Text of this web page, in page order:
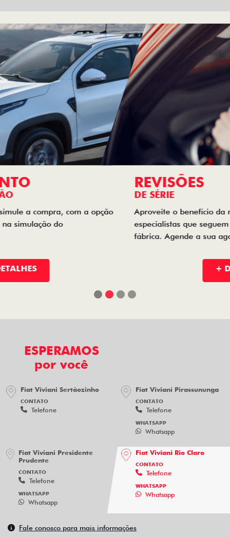
REVISÕES
DE SÉRIE
Aproveite o benefício da revisão de série realizada por
especialistas que seguem todas as especificações de
fábrica. Agende a sua agora mesmo!
ESPERAMOS
por você
Fiat Viviani Sertãozinho
CONTATO
Telefone
Fiat Viviani Pirassununga
CONTATO
Telefone
WHATSAPP
Whatsapp
Fiat Viviani Presidente
Prudente
CONTATO
Telefone
WHATSAPP
Whatsapp
Fiat Viviani Rio Claro
CONTATO
Telefone
WHATSAPP
Whatsapp
Fale conosco para mais informações